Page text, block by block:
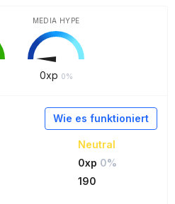
0xp 0%
MEDIA HYPE
Wie es funktioniert
Neutral
0xp 0%
190